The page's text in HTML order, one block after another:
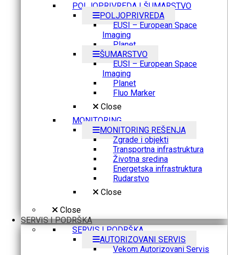
POLJOPRIVREDA I ŠUMARSTVO
POLJOPRIVREDA
EUSI – European Space
Imaging
Planet
ŠUMARSTVO
EUSI – European Space
Imaging
Planet
Fluo Marker
Close
MONITORING
MONITORING REŠENJA
Zgrade i objekti
Transportna infrastruktura
Životna sredina
Energetska infrastruktura
Rudarstvo
Close
Close
SERVIS I PODRŠKA
SERVIS I PODRŠKA
AUTORIZOVANI SERVIS
Vekom Autorizovani Servis